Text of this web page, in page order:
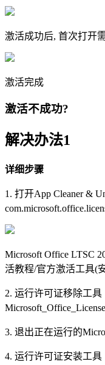
激活成功后, 首次打开
激活完成
激活不成功?
解决办法1
详细步骤
1. 打开App Cleaner &
Microsoft Office LTSC
活教程/官方激活工具(
2. 运行许可证移除工具
3. 退出正在运行的
4. 运行许可证安装工具